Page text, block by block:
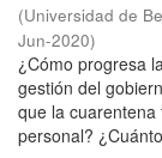
(Universidad de
Jun-2020)
¿Cómo progresa
gestión del
que la
personal?